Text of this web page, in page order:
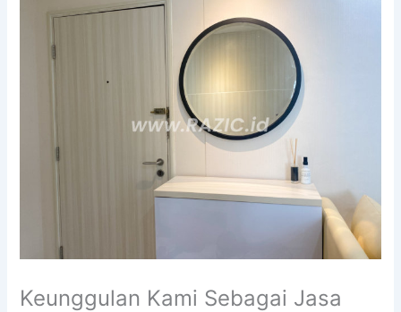
Keunggulan Kami Sebagai Jasa